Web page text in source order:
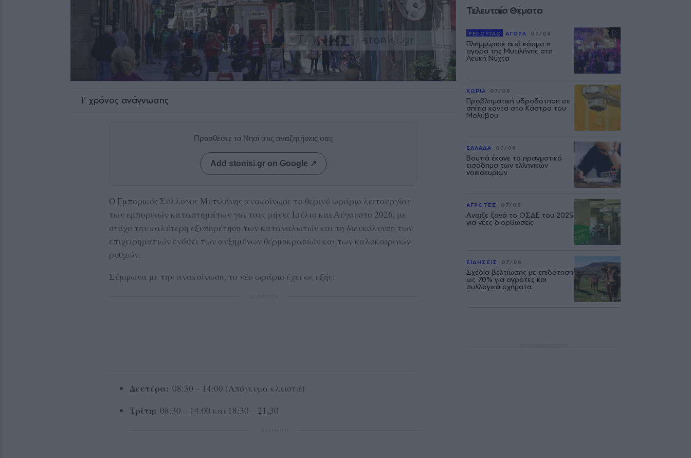
1' χρόνος ανάγνωσης
Προσθέστε το Νησί στις αναζητήσεις σας
Add stonisi.gr on Google ↗
Ο Εμπορικός Σύλλογος Μυτιλήνης ανακοίνωσε το θερινό ωράριο λειτουργίας
των εμπορικών καταστημάτων για τους μήνες Ιούλιο και Αύγουστο 2026, με
στόχο την καλύτερη εξυπηρέτηση των καταναλωτών και τη διευκόλυνση των
επιχειρηματιών ενόψει των αυξημένων θερμοκρασιών και των καλοκαιρινών
ρυθμών.
Σύμφωνα με την ανακοίνωση, το νέο ωράριο έχει ως εξής:
Δευτέρα: 08:30 – 14:00 (Απόγευμα κλειστά)
Τρίτη: 08:30 – 14:00 και 18:30 – 21:30
Τελευταία Θέματα
ΡΕΠΟΡΤΑΖ ΑΓΟΡΑ 07/08
Πλημμύρισε από κόσμο η
αγορά της Μυτιλήνης στη
Λευκή Νύχτα
ΧΩΡΙΑ 07/08
Προβληματική υδροδότηση σε
σπίτια κοντά στο Κάστρο του
Μολύβου
ΕΛΛΑΔΑ 07/08
Βουτιά έκανε το πραγματικό
εισόδημα των ελληνικών
νοικοκυριών
ΑΓΡΟΤΕΣ 07/08
Ανοιξε ξανά το ΟΣΔΕ του 2025
για νέες διορθώσεις
ΕΙΔΗΣΕΙΣ 07/08
Σχέδια βελτίωσης με επιδότηση
ως 70% για αγρότες και
συλλογικά σχήματα